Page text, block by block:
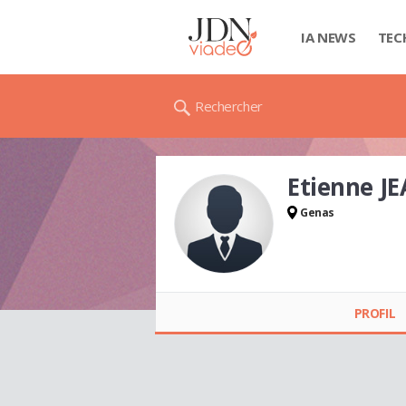
IA NEWS
Rechercher
Etienne
Genas
PROFIL